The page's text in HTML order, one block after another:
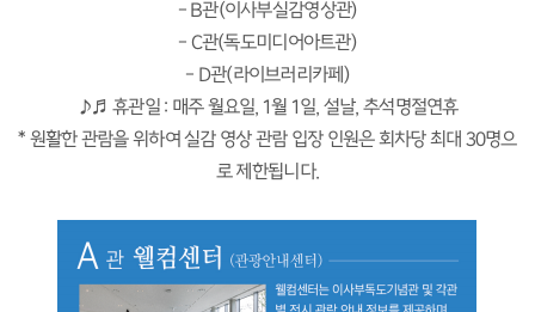
- B관(이사부실감영상관)
- C관(독도미디어아트관)
- D관(라이브러리카페)
♪♬ 휴관일 : 매주 월요일, 1월 1일, 설날, 추석명절연휴
* 원활한 관람을 위하여 실감 영상 관람 입장 인원은 회차당 최대 30명으
로 제한됩니다.